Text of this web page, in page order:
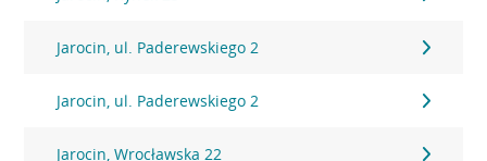
Jarocin, ul. Paderewskiego 2
Jarocin, ul. Paderewskiego 2
Jarocin, Wrocławska 22